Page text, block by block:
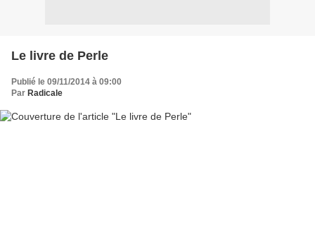
Le livre de Perle
Publié le 09/11/2014 à 09:00
Par Radicale